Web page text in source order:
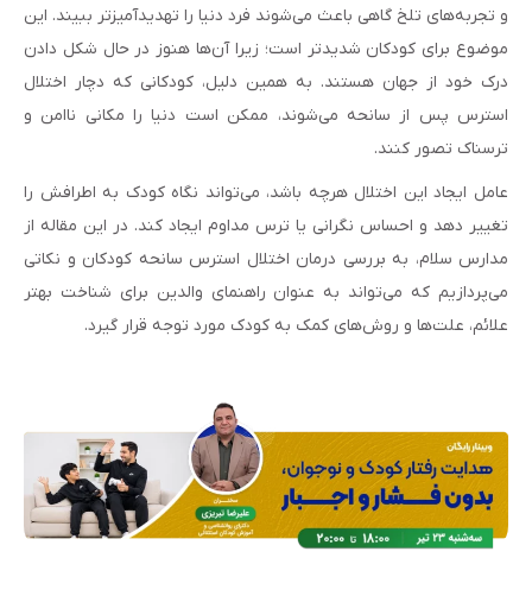
و تجربه‌های تلخ گاهی باعث می‌شوند فرد دنیا را تهدیدآمیزتر ببیند. این
موضوع برای کودکان شدیدتر است؛ زیرا آن‌ها هنوز در حال شکل دادن
درک خود از جهان هستند. به همین دلیل، کودکانی که دچار اختلال
استرس پس از سانحه می‌شوند، ممکن است دنیا را مکانی ناامن و
ترسناک تصور کنند.
عامل ایجاد این اختلال هرچه باشد، می‌تواند نگاه کودک به اطرافش را
تغییر دهد و احساس نگرانی یا ترس مداوم ایجاد کند. در این مقاله از
مدارس سلام، به بررسی درمان اختلال استرس سانحه کودکان و نکاتی
می‌پردازیم که می‌تواند به عنوان راهنمای والدین برای شناخت بهتر
علائم، علت‌ها و روش‌های کمک به کودک مورد توجه قرار گیرد.